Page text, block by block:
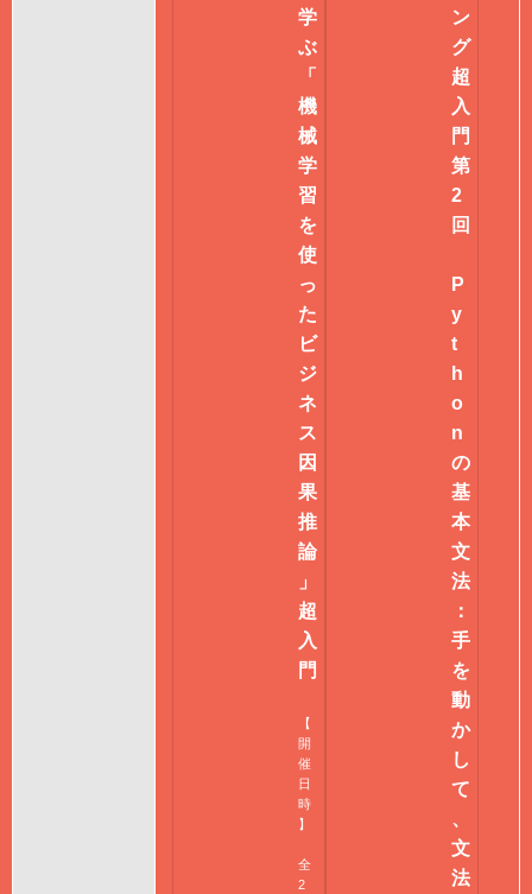
学
ぶ
「
機
械
学
習
を
使
っ
た
ビ
ジ
ネ
ス
因
果
推
論
」
超
入
門
【
開
催
日
時
】
全
2
ン
グ
超
入
門
第
2
回
P
y
t
h
o
n
の
基
本
文
法
：
手
を
動
か
し
て
、
文
法